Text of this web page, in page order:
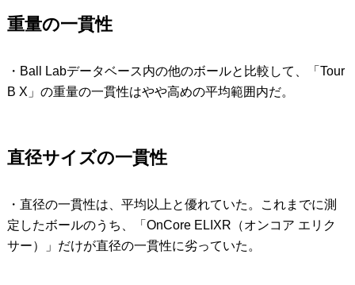
重量の一貫性
・Ball Labデータベース内の他のボールと比較して、「Tour
B X」の重量の一貫性はやや高めの平均範囲内だ。
直径サイズの一貫性
・直径の一貫性は、平均以上と優れていた。これまでに測
定したボールのうち、「OnCore ELIXR（オンコア エリク
サー）」だけが直径の一貫性に劣っていた。